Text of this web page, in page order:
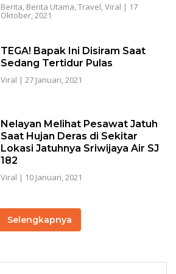
Berita, Berita Utama,Travel,Viral | 17
Oktober, 2021
TEGA! Bapak Ini Disiram Saat
Sedang Tertidur Pulas
Viral | 27 Januari, 2021
Nelayan Melihat Pesawat Jatuh
Saat Hujan Deras di Sekitar
Lokasi Jatuhnya Sriwijaya Air SJ
182
Viral | 10 Januari, 2021
Selengkapnya